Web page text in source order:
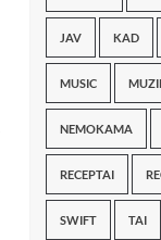
JAV KAD
MUSIC
NEMOKAMA
RECEPTAI
SWIFT TAI